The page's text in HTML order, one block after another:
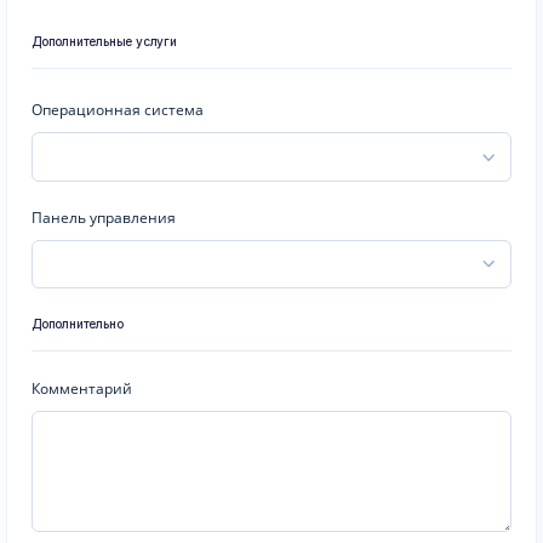
Дополнительные услуги
Операционная система
Панель управления
Дополнительно
Комментарий